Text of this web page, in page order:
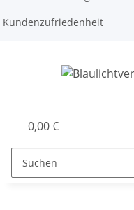
Kundenzufriedenheit
0,00 €